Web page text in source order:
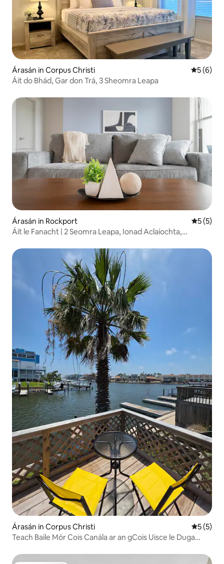
Árasán in Corpus Christi
5 (6)
Áit do Bhád, Gar don Trá, 3 Sheomra Leapa
Árasán in Rockport
5 (5)
Áit le Fanacht | 2 Seomra Leapa, Ionad Aclaíochta,
Árasán in Corpus Christi
5 (5)
Teach Baile Mór Cois Canála ar an gCois Uisce le Duga